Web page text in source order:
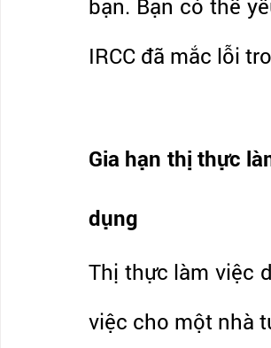
bạn. Bạn có thể
IRCC đã mắc lỗi
Gia hạn thị thực
dụng
Thị thực làm việc
việc cho một nhà